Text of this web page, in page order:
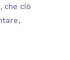
che ciò